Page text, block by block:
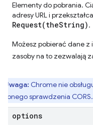
Elementy do pobrania.
adresy URL i
Request(theString).
Możesz pobierać dane
zasoby na to zezwalają
Uwaga: Chrome nie
sprawdzenia CORS.
options